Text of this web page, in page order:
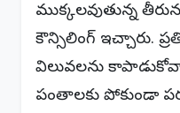
ముక్కలవుతున్న
కౌన్సిలింగ్ ఇచ్చారు.
విలువలను
పంతాలకు పోకుండా